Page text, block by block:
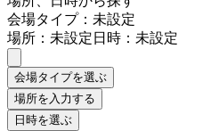
会場タイプ：未設定
場所：未設定日時：未設定
会場タイプを選ぶ
場所を入力する
日時を選ぶ